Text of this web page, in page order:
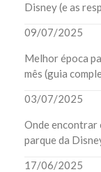
Disney (e as
09/07/2025
Melhor época
mês (guia
03/07/2025
Onde encontrar
parque da
17/06/2025